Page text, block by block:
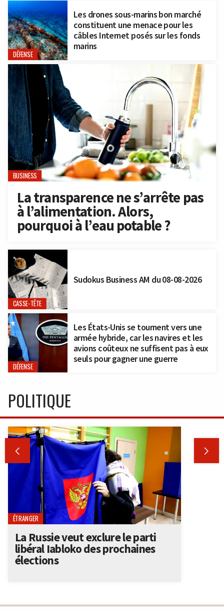
DÉFENSE
Les drones sous-marins bon marché
constituent une menace pour les
câbles Internet posés sur les fonds
marins
BUSINESS
La transparence ne s’arrête pas
à l’alimentation. Alors,
pourquoi à l’eau potable ?
CASSE-TÊTE
Sudokus Business AM du 08-08-2026
DÉFENSE
Les États-Unis se tournent vers une
armée hybride, car les navires et les
avions coûteux ne suffisent pas à eux
seuls pour gagner une guerre
POLITIQUE
 
ÉTRANGER
La Russie veut exclure le parti
libéral Iabloko des prochaines
élections